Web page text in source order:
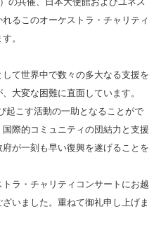
るこのオーケストラ・チャリティ
。
て世界中で数々の多大なる支援を
大変な困難に直面しています。
起こす活動の一助となることがで
際的コミュニティの団結力と支援
が一刻も早い復興を遂げることを
ラ・チャリティコンサートにお越
いました。重ねて御礼申し上げま